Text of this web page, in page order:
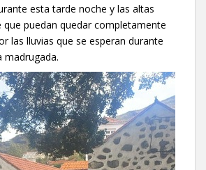
esta tarde noche y las altas
que puedan quedar completamente
las lluvias que se esperan durante
madrugada.